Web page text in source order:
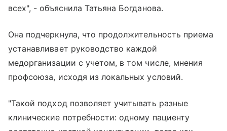
всех", - объяснила Татьяна Богданова.
Она подчеркнула, что продолжительность приема
устанавливает руководство каждой
медорганизации с учетом, в том числе, мнения
профсоюза, исходя из локальных условий.
"Такой подход позволяет учитывать разные
клинические потребности: одному пациенту